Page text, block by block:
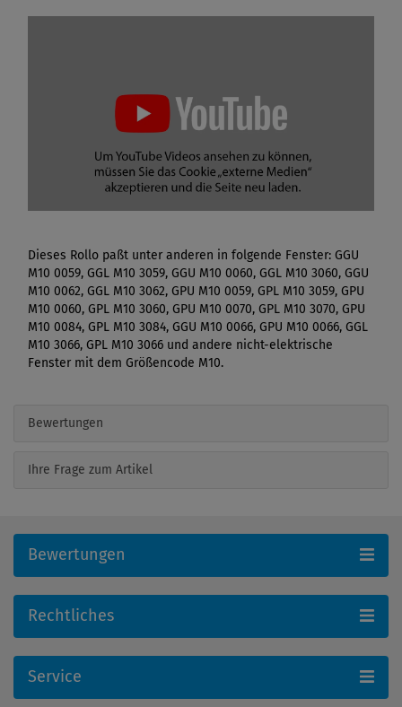
Dieses Rollo paßt unter anderen in folgende Fenster: GGU
M10 0059, GGL M10 3059, GGU M10 0060, GGL M10 3060, GGU
M10 0062, GGL M10 3062, GPU M10 0059, GPL M10 3059, GPU
M10 0060, GPL M10 3060, GPU M10 0070, GPL M10 3070, GPU
M10 0084, GPL M10 3084, GGU M10 0066, GPU M10 0066, GGL
M10 3066, GPL M10 3066 und andere nicht-elektrische
Fenster mit dem Größencode M10.
Bewertungen
Ihre Frage zum Artikel
Bewertungen
Rechtliches
Service